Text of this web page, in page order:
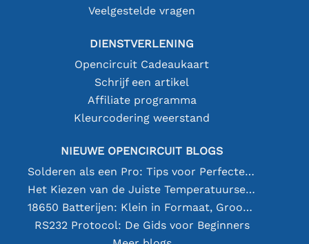
Veelgestelde vragen
DIENSTVERLENING
Opencircuit Cadeaukaart
Schrijf een artikel
Affiliate programma
Kleurcodering weerstand
NIEUWE OPENCIRCUIT BLOGS
Solderen als een Pro: Tips voor Perfecte Elektronische Verbindingen
Het Kiezen van de Juiste Temperatuursensor [youtube]
18650 Batterijen: Klein in Formaat, Groot in Prestatie
RS232 Protocol: De Gids voor Beginners